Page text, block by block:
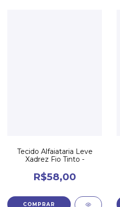
Tecido Alfaiataria Leve
Xadrez Fio Tinto -
R$58,00